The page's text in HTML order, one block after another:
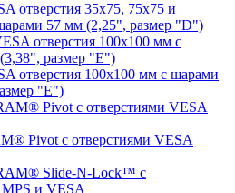
отверстия 35х75, 75x75 и
57 мм (2,25", размер "D")
отверстия 100x100 мм с шарами
"E")
Pivot с отверстиями VESA